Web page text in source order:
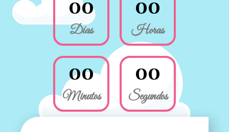
00
Días
00
Horas
00
Minutos
00
Segundos